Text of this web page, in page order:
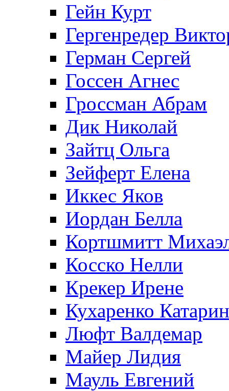
Гейн Курт
Гергенредер
Герман Сергей
Госсен Агнес
Гроссман Абрам
Дик Николай
Зайтц Ольга
Зейферт Елена
Иккес Яков
Иордан Белла
Кортшмитт
Косско Нелли
Крекер Ирене
Кухаренко
Люфт Валдемaр
Майер Лидия
Мауль Евгений